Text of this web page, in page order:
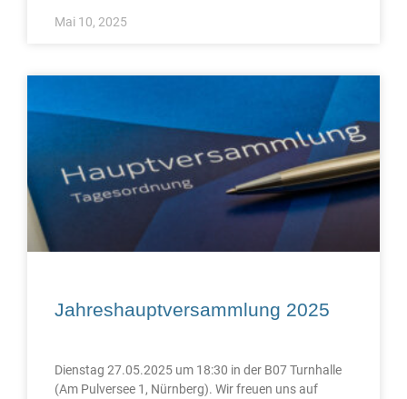
Mai 10, 2025
Jahreshauptversammlung 2025
Dienstag 27.05.2025 um 18:30 in der B07 Turnhalle
(Am Pulversee 1, Nürnberg). Wir freuen uns auf